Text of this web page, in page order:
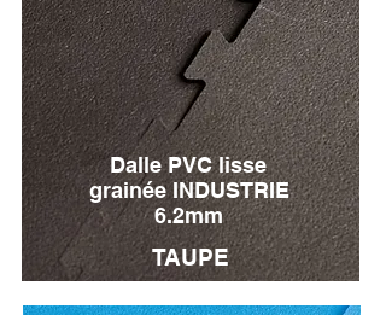
Dalle PVC lisse
grainée INDUSTRIE
6.2mm
TAUPE